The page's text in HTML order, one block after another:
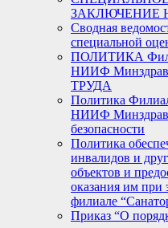
ЗАКЛЮЧЕНИЕ
Сводная
специальной
ПОЛИТИКА
НИИФ
ТРУДА
Политика
НИИФ
безопасности
Политика
инвалидов и
объектов и
оказания им
филиале
Приказ “О